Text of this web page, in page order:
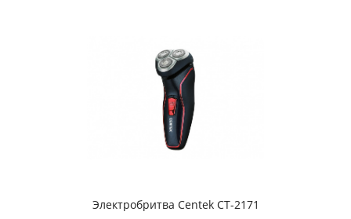
Электробритва Centek CT-2171